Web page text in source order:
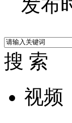
发布
搜 索
视频